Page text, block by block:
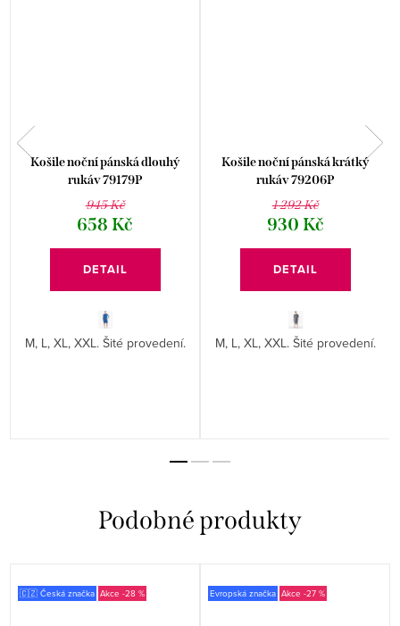
Košile noční pánská dlouhý
rukáv 79179P
945 Kč
658 Kč
DETAIL
M, L, XL, XXL. Šité provedení.
Košile noční pánská krátký
rukáv 79206P
1 292 Kč
930 Kč
DETAIL
M, L, XL, XXL. Šité provedení.
🇨🇿 Česká značka -28 % Evropská značka -27 %